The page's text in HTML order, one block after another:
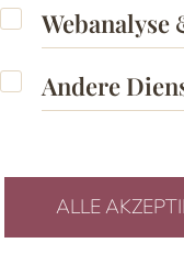
Webanalyse &
Webanalyse
Andere Dienste
Andere
ALLE